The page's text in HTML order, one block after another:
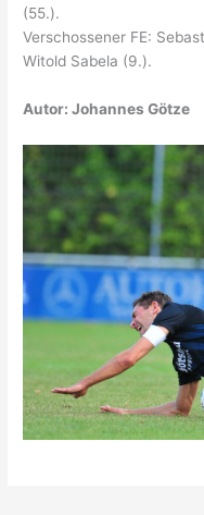
(55.).
Verschossener FE:
Witold Sabela (9.).
Autor: Johannes Götze